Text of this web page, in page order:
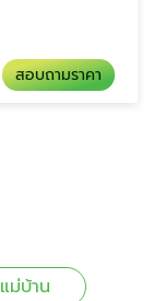
สอบถามราคา
แม่บ้าน